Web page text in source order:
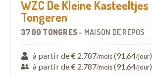
WZC De Kleine Kasteeltjes
Tongeren
3700 TONGRES - MAISON DE REPOS
à partir de € 2.787/mois(91,64/jour)
à partir de € 2.787/mois(91,64/jour)